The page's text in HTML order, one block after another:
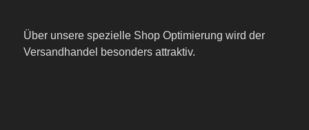
Über unsere spezielle Shop Optimierung wird der
Versandhandel besonders attraktiv.